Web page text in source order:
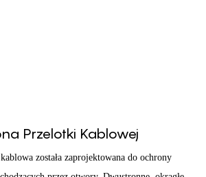
Przelotki Kablowej
została zaprojektowana do ochrony